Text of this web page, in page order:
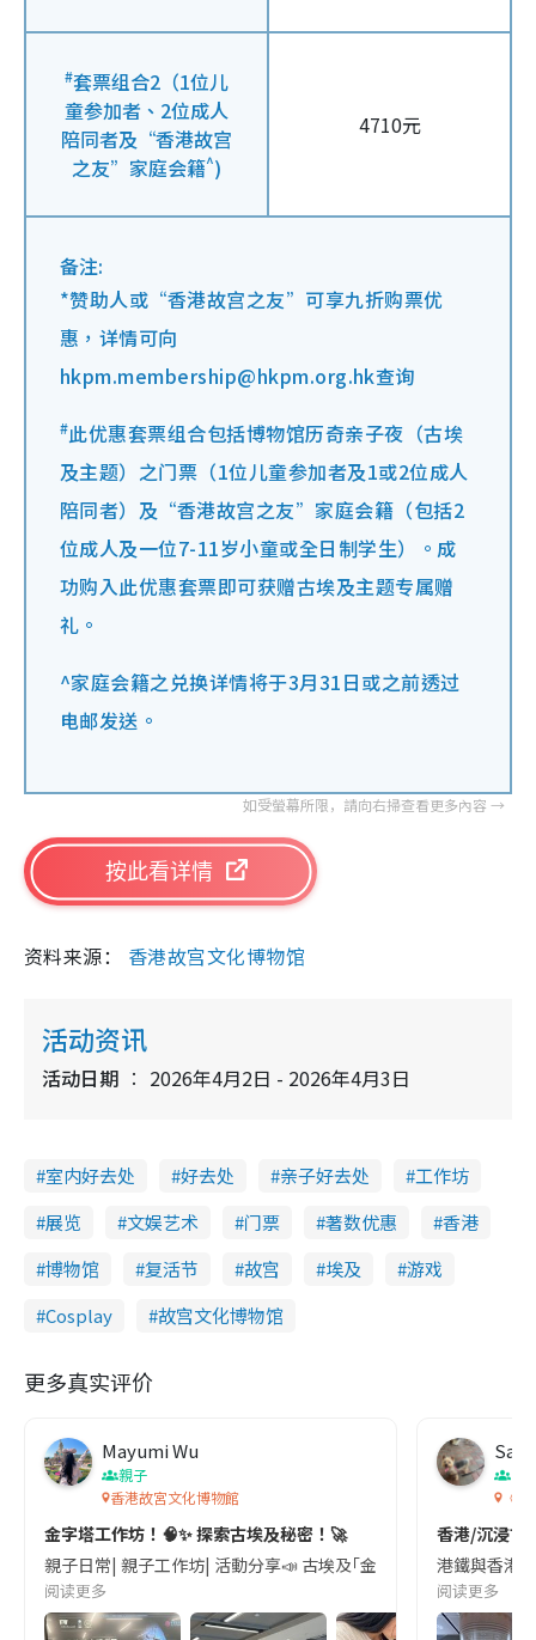
#套票组合2（1位儿
童参加者、2位成人
陪同者及“香港故宫
之友”家庭会籍^)
4710元
备注:
*赞助人或“香港故宫之友”可享九折购票优
惠，详情可向
hkpm.membership@hkpm.org.hk查询
#此优惠套票组合包括博物馆历奇亲子夜（古埃
及主题）之门票（1位儿童参加者及1或2位成人
陪同者）及“香港故宫之友”家庭会籍（包括2
位成人及一位7-11岁小童或全日制学生）。成
功购入此优惠套票即可获赠古埃及主题专属赠
礼。
^家庭会籍之兑换详情将于3月31日或之前透过
电邮发送。
按此看详情
资料来源： 香港故宫文化博物馆
活动资讯
活动日期 2026年4月2日 - 2026年4月3日
室内好去处 好去处 亲子好去处
工作坊
展览
文娱艺术 门票 著数优惠
香港
博物馆
复活节 故宫 埃及
游戏
Cosplay
故宫文化博物馆
更多真实评价
Mayumi Wu
親子
香港故宮文化博物館
金字塔工作坊！🧠✨ 探索古埃及秘密！🚀
親子日常| 親子工作坊| 活動分享📣 古埃及｢金字塔｣🛕係由咩製
阅读更多
《當
香港/沉浸古
港鐵與香港
阅读更多